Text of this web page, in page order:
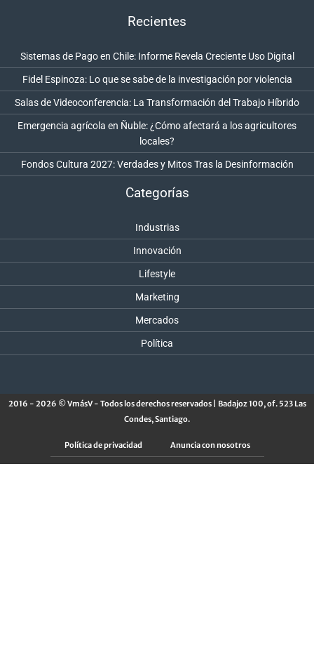
Recientes
Sistemas de Pago en Chile: Informe Revela Creciente Uso Digital
Fidel Espinoza: Lo que se sabe de la investigación por violencia
Salas de Videoconferencia: La Transformación del Trabajo Híbrido
Emergencia agrícola en Ñuble: ¿Cómo afectará a los agricultores
locales?
Fondos Cultura 2027: Verdades y Mitos Tras la Desinformación
Categorías
Industrias
Innovación
Lifestyle
Marketing
Mercados
Política
2016 - 2026 © VmásV - Todos los derechos reservados | Badajoz 100, of. 523 Las
Condes, Santiago.
Política de privacidad Anuncia con nosotros